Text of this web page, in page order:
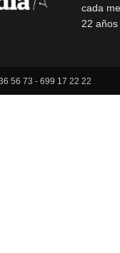
cada
22
56 73 - 699 17 22 22